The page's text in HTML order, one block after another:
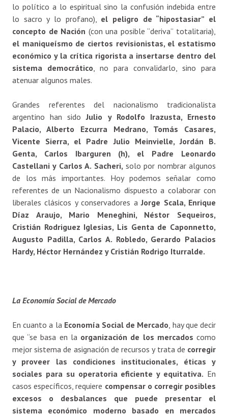
lo político a lo espiritual sino la confusión indebida entre
lo sacro y lo profano), el peligro de “hipostasiar” el
concepto de Nación (con una posible “deriva” totalitaria),
el maniqueísmo de ciertos revisionistas, el estatismo
económico y la crítica rigorista a insertarse dentro del
sistema democrático , no para convalidarlo, sino para
atenuar algunos males.
Grandes referentes del nacionalismo tradicionalista
argentino han sidoJulio y Rodolfo Irazusta, Ernesto
Palacio, Alberto Ezcurra Medrano, Tomás Casares,
Vicente Sierra, el Padre Julio Meinvielle, Jordán B.
Genta, Carlos Ibarguren (h), el Padre Leonardo
Castellani y Carlos A. Sacheri, solo por nombrar algunos
de los más importantes. Hoy podemos señalar como
referentes de un Nacionalismo dispuesto a colaborar con
liberales clásicos y conservadores aJorge Scala, Enrique
Díaz Araujo, Mario Meneghini, Néstor Sequeiros,
Cristián Rodriguez Iglesias, Lis Genta de Caponnetto,
Augusto Padilla, Carlos A. Robledo, Gerardo Palacios
Hardy, Héctor Hernández y Cristián Rodrigo Iturralde.
La Economía Social de Mercado
En cuanto a la Economía Social de Mercado , hay que decir
que “se basa en la organización de los mercados como
mejor sistema de asignación de recursos y trata de corregir
y proveer las condiciones institucionales, éticas y
sociales para su operatoria eficiente y equitativa. En
casos específicos, requiere compensar o corregir posibles
excesos o desbalances que puede presentar el
sistema económico moderno basado en mercados